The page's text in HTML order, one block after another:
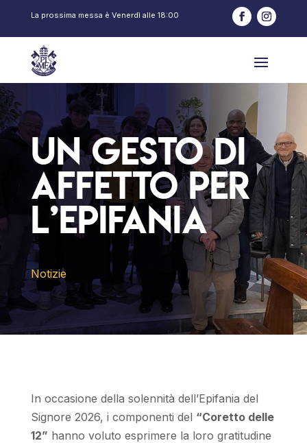
La prossima messa è Venerdì alle 18:00
Un gesto di
affetto per
l’Epifania
Notizie
In occasione della solennità dell’Epifania del
Signore 2026, i componenti del “Coretto delle
12” hanno voluto esprimere la loro gratitudine